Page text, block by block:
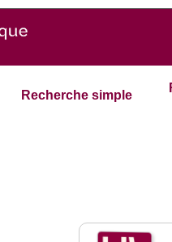
Recherche simple